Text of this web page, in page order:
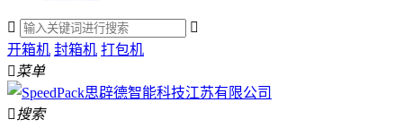


开箱机 封箱机 打包机
菜单
搜索